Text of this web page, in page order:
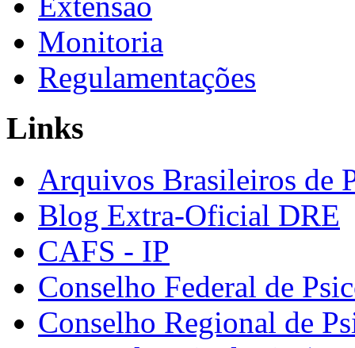
Monitoria
Regulamentações
Links
Arquivos Brasileiros de
Blog Extra-Oficial DRE
CAFS - IP
Conselho Federal de
Conselho Regional de